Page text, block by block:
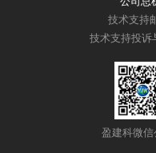
技术支持
技术支持投诉
盈建科微信